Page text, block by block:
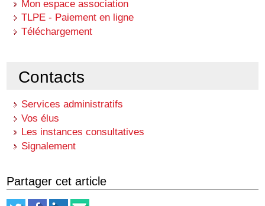
Mon espace association
TLPE - Paiement en ligne
Téléchargement
Contacts
Services administratifs
Vos élus
Les instances consultatives
Signalement
Partager cet article